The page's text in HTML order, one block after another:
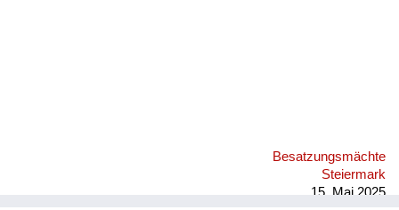
Besatzungsmächte
Steiermark
15. Mai 2025